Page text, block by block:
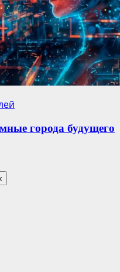
города будущего